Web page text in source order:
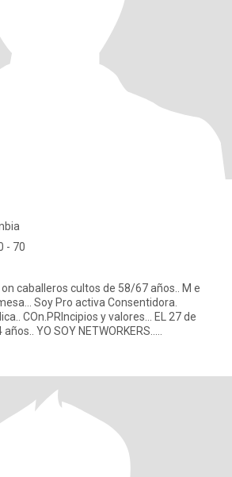
- 70
caballeros cultos de 58/67 años.. M e
Consentidora.
COn.PRIncipios y valores... EL 27 de
YO SOY NETWORKERS..